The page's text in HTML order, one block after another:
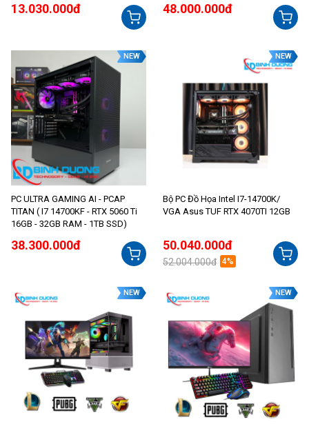
13.030.000đ 48.000.000đ
NEW
PC ULTRA GAMING AI - PCAP
TITAN ( I7 14700KF - RTX 5060 Ti
16GB - 32GB RAM - 1TB SSD)
38.300.000đ
NEW
Bộ PC Đồ Họa Intel I7-14700K/
VGA Asus TUF RTX 4070TI 12GB
50.040.000đ
52.004.000đ 4%
NEW NEW